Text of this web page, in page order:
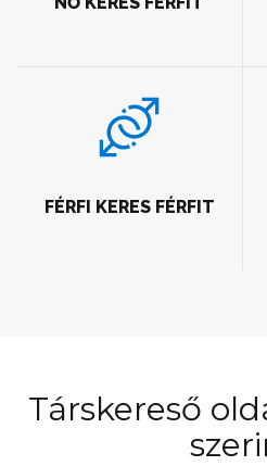
FÉRFI KERES FÉRFIT
Társkereső